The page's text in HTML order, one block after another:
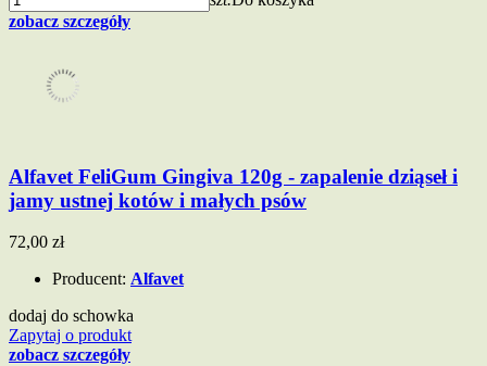
zobacz szczegóły
Alfavet FeliGum Gingiva 120g - zapalenie dziąseł i
jamy ustnej kotów i małych psów
72,00 zł
Producent: Alfavet
dodaj do schowka
Zapytaj o produkt
zobacz szczegóły